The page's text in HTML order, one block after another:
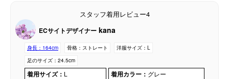
スタッフ着用レビュー4
ECサイトデザイナー kana
身長： 164cm 骨格： ストレート 洋服サイズ： L
足のサイズ： 24.5cm
着用サイズ： L 着用カラー： グレー